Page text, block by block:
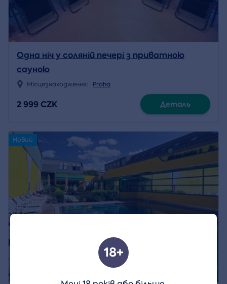
Одна ніч у соляній печері з приватною
сауною
Місцезнаходження: Praha
2 999 CZK Деталь
Новий
18+